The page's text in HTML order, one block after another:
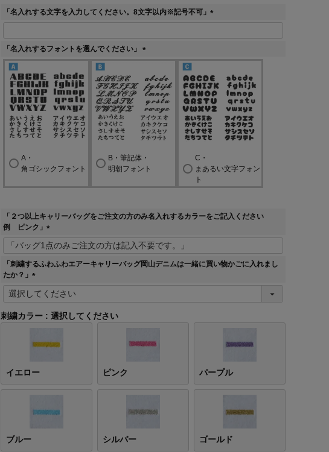
「名入れする文字を入力してください。8文字以内※記号不可」
(
必
)
「名入れするフォントを選んでください」
(
須
A・
角ゴシックフォント
B・筆記体・
明朝フォント
C・
まあるい文字フォン
ト
「２つ以上キャリーバッグをご注文の方のみ名入れするカラーをご記入ください
例 ピンク」
(
必
須
「刺繍するふわふわエアーキャリーバッグ岡山デニムは一緒に買い物かごに入れまし
たか？」
(
必
)
刺繍カラー 選択してください
イエロー ピンク パープル
ブルー シルバー ゴールド